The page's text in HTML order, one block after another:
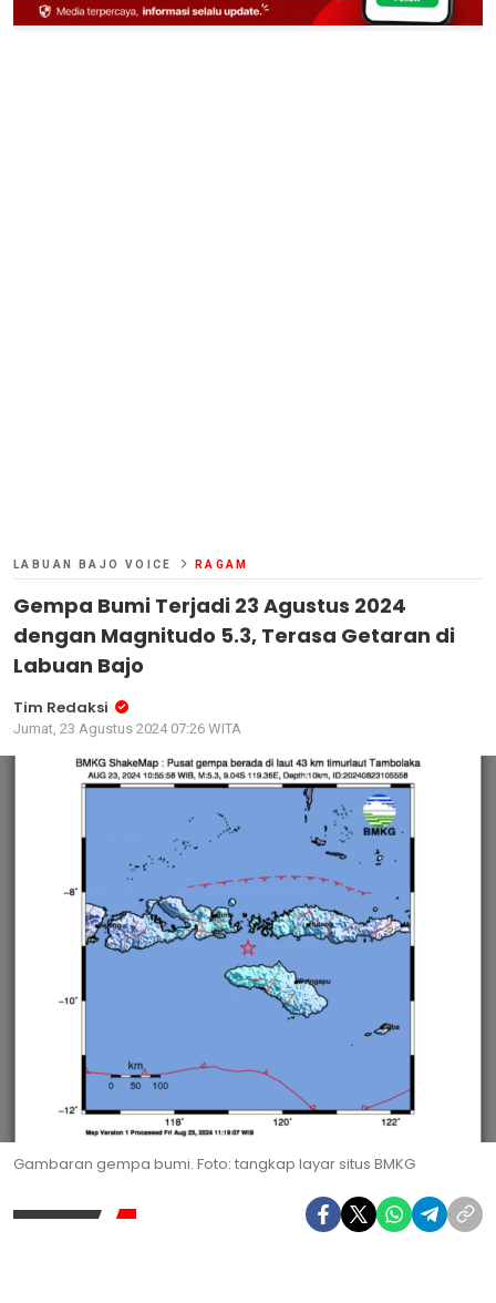
LABUAN BAJO VOICE RAGAM
Gempa Bumi Terjadi 23 Agustus 2024
dengan Magnitudo 5.3, Terasa Getaran di
Labuan Bajo
Tim Redaksi
Jumat, 23 Agustus 2024 07:26 WITA
Gambaran gempa bumi. Foto: tangkap layar situs BMKG